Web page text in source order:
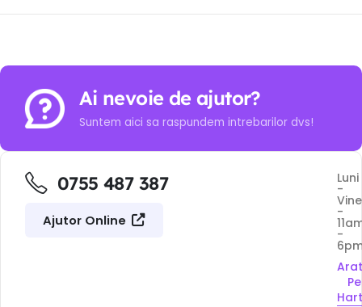
Ai nevoie de ajutor?
Suntem aici sa raspundem intrebarilor dvs!
0755 487 387
Ajutor Online
Luni
-
-
-
Pe